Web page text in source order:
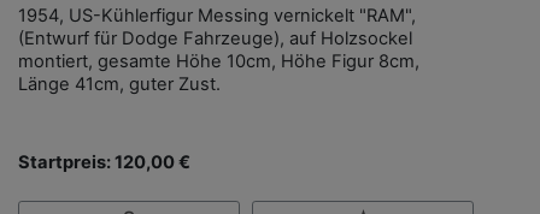
1954, US-Kühlerfigur Messing vernickelt "RAM",
(Entwurf für Dodge Fahrzeuge), auf Holzsockel
montiert, gesamte Höhe 10cm, Höhe Figur 8cm,
Länge 41cm, guter Zust.
Startpreis: 120,00 €